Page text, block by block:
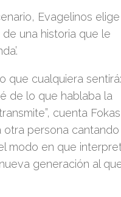
Evagelinos elige
una historia que le
que cualquiera sentirá:
de lo que hablaba la
cuenta
otra persona
modo en que
generación al